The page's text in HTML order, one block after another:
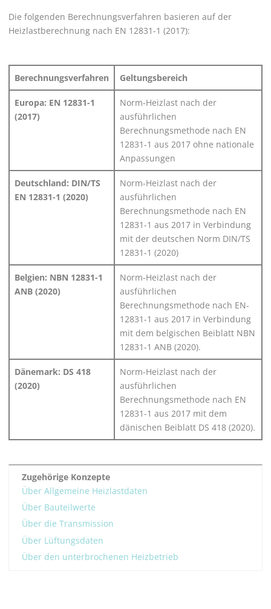
Die folgenden Berechnungsverfahren basieren auf der
Heizlastberechnung nach EN 12831-1 (2017):
Berechnungsverfahren Geltungsbereich
Europa: EN 12831-1
(2017)
Norm-Heizlast nach der
ausführlichen
Berechnungsmethode nach EN
12831-1 aus 2017 ohne nationale
Anpassungen
Deutschland: DIN/TS
EN 12831-1 (2020)
Norm-Heizlast nach der
ausführlichen
Berechnungsmethode nach EN
12831-1 aus 2017 in Verbindung
mit der deutschen Norm DIN/TS
12831-1 (2020)
Belgien: NBN 12831-1
ANB (2020)
Norm-Heizlast nach der
ausführlichen
Berechnungsmethode nach EN-
12831-1 aus 2017 in Verbindung
mit dem belgischen Beiblatt NBN
12831-1 ANB (2020).
Dänemark: DS 418
(2020)
Norm-Heizlast nach der
ausführlichen
Berechnungsmethode nach EN
12831-1 aus 2017 mit dem
dänischen Beiblatt DS 418 (2020).
Zugehörige Konzepte
Über Allgemeine Heizlastdaten
Über Bauteilwerte
Über die Transmission
Über Lüftungsdaten
Über den unterbrochenen Heizbetrieb